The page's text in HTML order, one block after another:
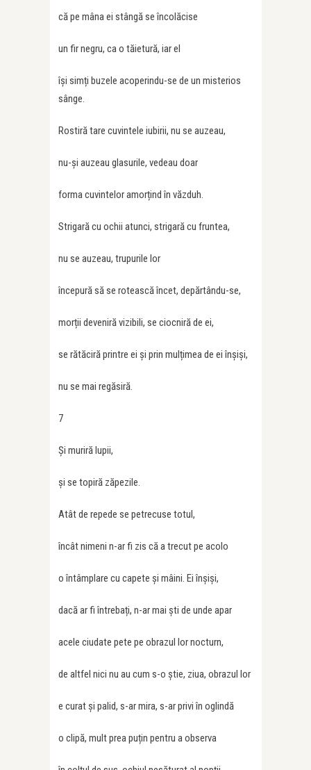
că pe mâna ei stângă se încolăcise
un fir negru, ca o tăietură, iar el
își simți buzele acoperindu-se de un misterios
sânge.
Rostiră tare cuvintele iubirii, nu se auzeau,
nu-și auzeau glasurile, vedeau doar
forma cuvintelor amorțind în văzduh.
Strigară cu ochii atunci, strigară cu fruntea,
nu se auzeau, trupurile lor
începură să se rotească încet, depărtându-se,
morții deveniră vizibili, se ciocniră de ei,
se rătăciră printre ei și prin mulțimea de ei înșiși,
nu se mai regăsiră.
7
Și muriră lupii,
și se topiră zăpezile.
Atât de repede se petrecuse totul,
încât nimeni n-ar fi zis că a trecut pe acolo
o întâmplare cu capete și mâini. Ei înșiși,
dacă ar fi întrebați, n-ar mai ști de unde apar
acele ciudate pete pe obrazul lor nocturn,
de altfel nici nu au cum s-o știe, ziua, obrazul lor
e curat și palid, s-ar mira, s-ar privi în oglindă
o clipă, mult prea puțin pentru a observa